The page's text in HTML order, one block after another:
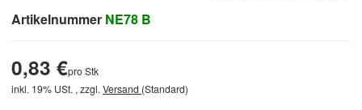
Artikelnummer NE78 B
0,83 €pro Stk
inkl. 19% USt. , zzgl. Versand (Standard)